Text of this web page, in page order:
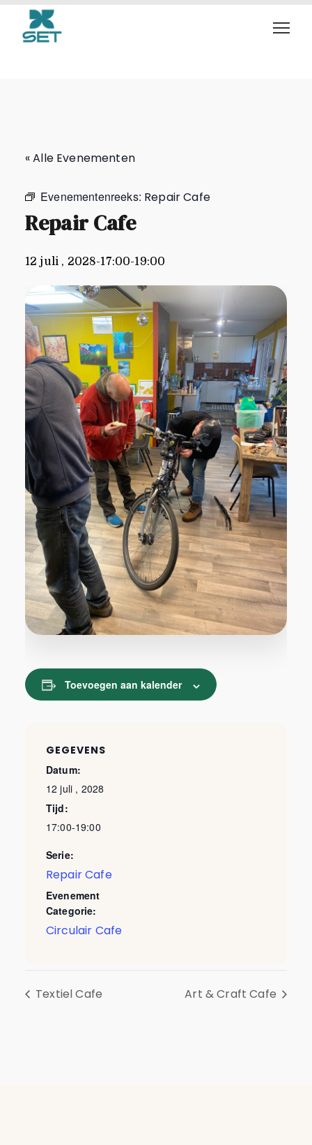
Repair Cafe
« Alle Evenementen
Evenementenreeks: Repair Cafe
Repair Cafe
12 juli , 2028-17:00-19:00
Toevoegen aan kalender
GEGEVENS
Datum:
12 juli , 2028
Tijd:
17:00-19:00
Serie:
Repair Cafe
Evenement
Categorie:
Circulair Cafe
Textiel Cafe Art & Craft Cafe